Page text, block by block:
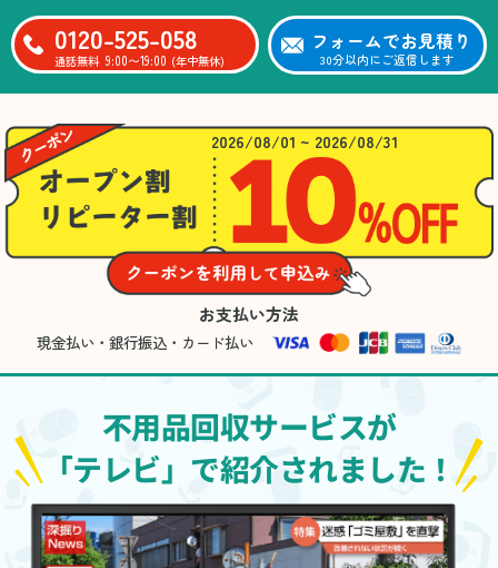
0120-525-058
通話無料 9:00〜19:00 (年中無休)
フォームでお見積り
30分以内にご返信します
2026/08/01 ~ 2026/08/31
お支払い方法
現金払い・銀行振込・カード払い
不用品回収サービスが
「テレビ」で紹介されました！